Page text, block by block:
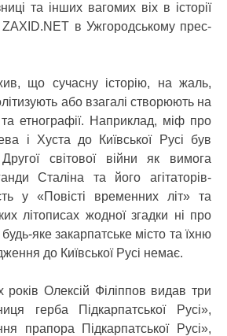
та інших вагомих віх в історії
ZAXID.NET в Ужгородському прес-
що сучасну історію, на жаль,
або взагалі створюють на
та етнографії. Наприклад, міф про
і Хуста до Київської Русі був
світової війни як вимога
Сталіна та його агітаторів-
у «Повісті временних літ» та
літописах жодної згадки ні про
яке закарпатське місто та їхню
до Київської Русі немає.
років Олексій Філіппов видав три
герба Підкарпатської Русі»,
прапора Підкарпатської Русі»,